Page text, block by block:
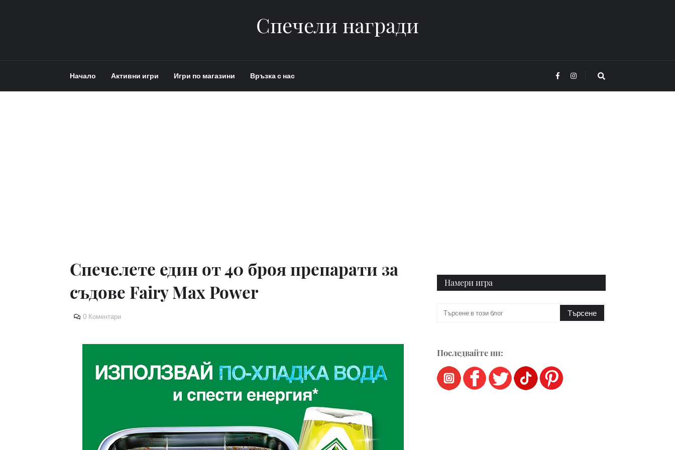
Спечели награди
Начало Активни игри Игри по магазини Връзка с нас
Спечелете един от 40 броя препарати за
съдове Fairy Max Power
0 Коментари
Намери игра
Последвайте ни: